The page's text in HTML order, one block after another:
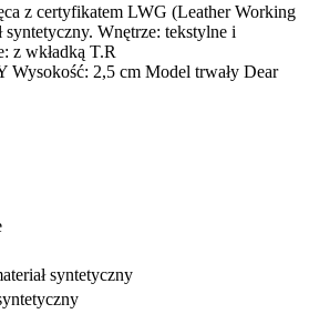
z certyfikatem LWG (Leather Working
syntetyczny. Wnętrze: tekstylne i
z wkładką T.R
2,5 cm Model trwały Dear
syntetyczny